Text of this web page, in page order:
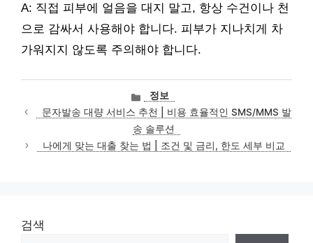
A: 직접 피부에 얼음을 대지 말고, 항상 수건이나 천
으로 감싸서 사용해야 합니다. 피부가 지나치게 차
가워지지 않도록 주의해야 합니다.
카
테
고
리
정보
문자발송 대량 서비스 추천 | 비용 효율적인 SMS/MMS 발
송 솔루션
나에게 맞는 대출 찾는 법 | 조건 및 금리, 한도 세부 비교
검색